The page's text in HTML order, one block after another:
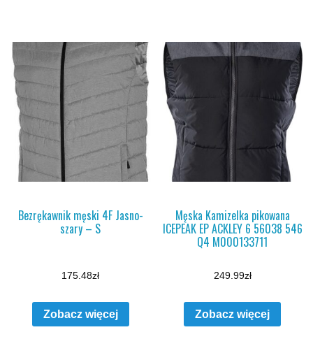
Bezrękawnik męski 4F Jasno-
szary – S
175.48zł
Zobacz więcej
Męska Kamizelka pikowana
ICEPEAK EP ACKLEY 6 56038 546
Q4 M000133711
249.99zł
Zobacz więcej